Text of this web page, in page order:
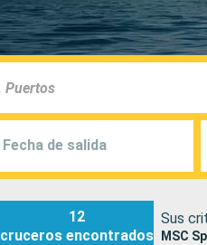
Fecha de salida
12
cruceros encontrados
Sus
MSC